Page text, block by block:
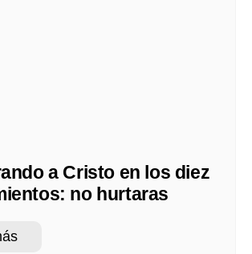
a Cristo en los diez
no hurtaras